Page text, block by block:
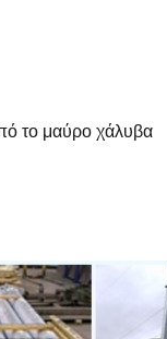
το μαύρο χάλυβα